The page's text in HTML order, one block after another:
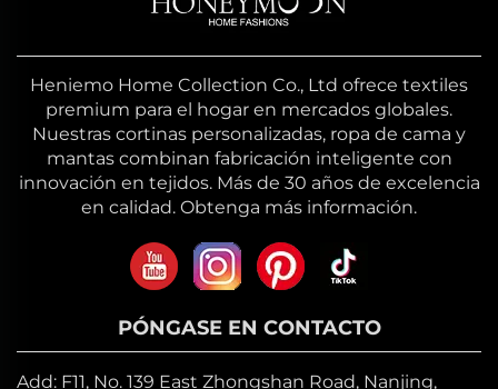
Heniemo Home Collection Co., Ltd ofrece textiles
premium para el hogar en mercados globales.
Nuestras cortinas personalizadas, ropa de cama y
mantas combinan fabricación inteligente con
innovación en tejidos. Más de 30 años de excelencia
en calidad. Obtenga más información.
PÓNGASE EN CONTACTO
Add: F11, No. 139 East Zhongshan Road, Nanjing,